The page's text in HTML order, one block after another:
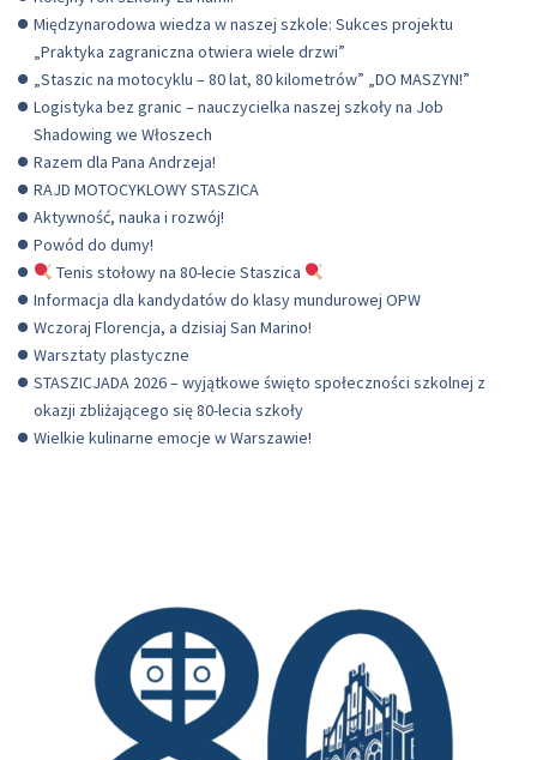
Międzynarodowa wiedza w naszej szkole: Sukces projektu
„Praktyka zagraniczna otwiera wiele drzwi”
„Staszic na motocyklu – 80 lat, 80 kilometrów” „DO MASZYN!”
Logistyka bez granic – nauczycielka naszej szkoły na Job
Shadowing we Włoszech
Razem dla Pana Andrzeja!
RAJD MOTOCYKLOWY STASZICA
Aktywność, nauka i rozwój!
Powód do dumy!
Tenis stołowy na 80-lecie Staszica
Informacja dla kandydatów do klasy mundurowej OPW
Wczoraj Florencja, a dzisiaj San Marino!
Warsztaty plastyczne
STASZICJADA 2026 – wyjątkowe święto społeczności szkolnej z
okazji zbliżającego się 80-lecia szkoły
Wielkie kulinarne emocje w Warszawie!